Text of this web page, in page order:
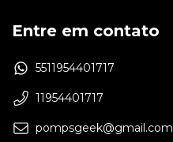
Entre em contato
5511954401717
11954401717
pompsgeek@gmail.com